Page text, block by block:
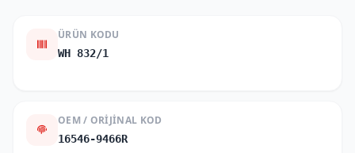
ÜRÜN KODU
WH 832/1
OEM / ORIJINAL KOD
16546-9466R